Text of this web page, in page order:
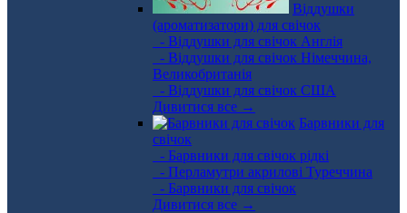
Віддушки
(ароматизатори) для свічок
- Віддушки для свічок Англія
- Віддушки для свічок Німеччина,
Великобританія
- Віддушки для свічок США
Дивитися все →
Барвники для
свічок
- Барвники для свічок рідкі
- Перламутри акрилові Туреччина
- Барвники для свічок
Дивитися все →